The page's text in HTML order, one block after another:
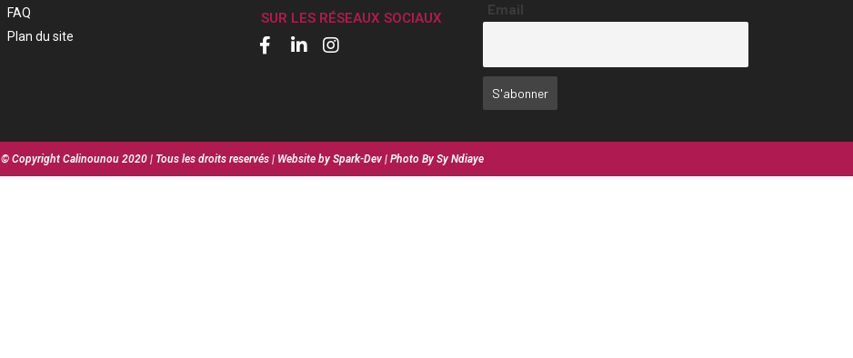
FAQ
Plan du site
SUR LES RÉSEAUX SOCIAUX
Email
© Copyright Calinounou 2020 | Tous les droits reservés | Website by Spark-Dev | Photo By Sy Ndiaye